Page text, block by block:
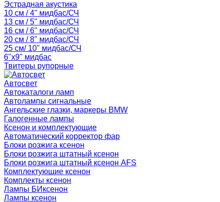
Эстрадная акустика
10 см / 4" мидбас/СЧ
13 см / 5" мидбас/СЧ
16 см / 6" мидбас/СЧ
20 см / 8" мидбас/СЧ
25 см/ 10" мидбас/СЧ
6"x9" мидбас
Твитеры рупорные
Автосвет
Автокаталоги ламп
Автолампы сигнальные
Ангельские глазки, маркеры BMW
Галогенные лампы
Ксенон и комплектующие
Автоматический корректор фар
Блоки розжига ксенон
Блоки розжига штатный ксенон
Блоки розжига штатный ксенон AFS
Комплектующие ксенон
Комплекты ксенон
Лампы БИксенон
Лампы ксенон